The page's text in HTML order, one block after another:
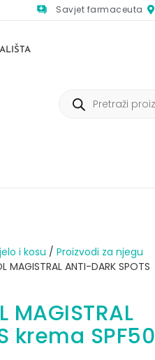
Savjet farmaceuta
i kosu / Proizvodi za njegu
MAGISTRAL ANTI-DARK SPOTS
MAGISTRAL
krema SPF50